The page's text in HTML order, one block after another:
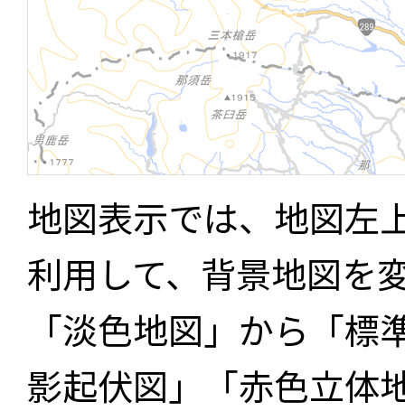
地図表示では、地図左
利用して、背景地図を
「淡色地図」から「
影起伏図」「赤色立体